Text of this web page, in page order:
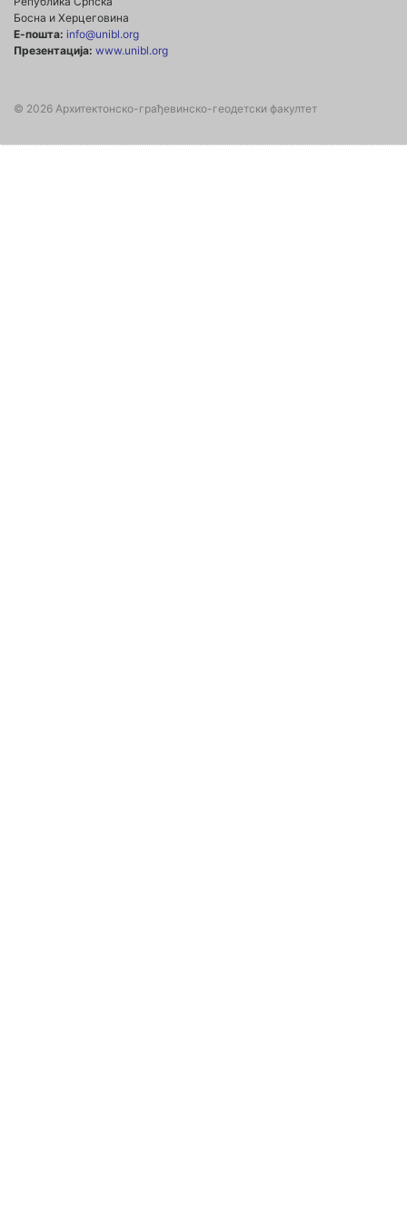
Босна и Херцеговина
Е-пошта: info@unibl.org
Презентација: www.unibl.org
© 2026 Архитектонско-грађевинско-геодетски факултет